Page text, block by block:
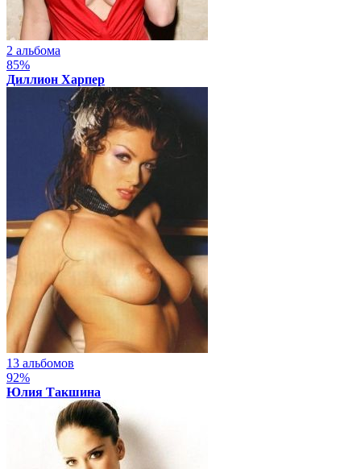
2 альбома
85%
Диллион Харпер
13 альбомов
92%
Юлия Такшина